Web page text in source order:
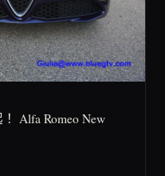
Alfa Romeo New